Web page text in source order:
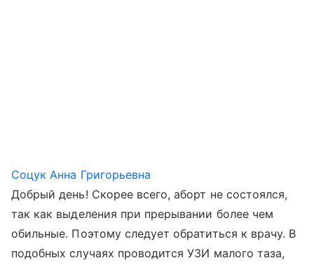
Соцук Анна Григорьевна
Добрый день! Скорее всего, аборт не состоялся,
так как выделения при прерывании более чем
обильные. Поэтому следует обратиться к врачу. В
подобных случаях проводится УЗИ малого таза,